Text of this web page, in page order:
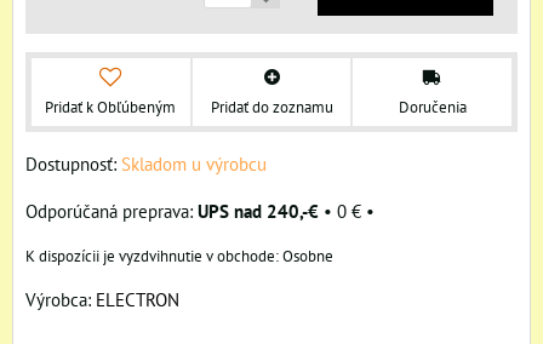
Pridať k Obľúbeným Pridať do zoznamu Doručenia
Dostupnosť: Skladom u výrobcu
UPS nad 240,-€ • 0 € •
Osobne
Výrobca: ELECTRON